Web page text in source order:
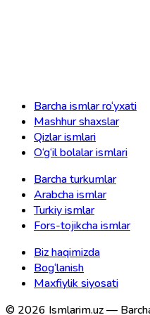
Barcha ismlar ro‘yxati
Mashhur shaxslar
Qizlar ismlari
O‘g‘il bolalar ismlari
Barcha turkumlar
Arabcha ismlar
Turkiy ismlar
Fors-tojikcha ismlar
Biz haqimizda
Bog‘lanish
Maxfiylik siyosati
© 2026 Ismlarim.uz —